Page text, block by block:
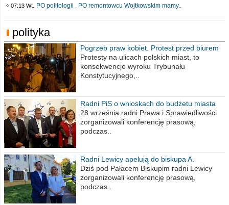
07:13 Wt. PO politologii . PO remontowcu Wojtkowskim mamy..
polityka
Pogrzeb praw kobiet. Protest przed biurem
poselskim PiS
Protesty na ulicach polskich miast, to
konsekwencje wyroku Trybunału
Konstytucyjnego,..
Radni PiS o wnioskach do budżetu miasta
na 2021 rok
28 września radni Prawa i Sprawiedliwości
zorganizowali konferencję prasową,
podczas..
Radni Lewicy apelują do biskupa A.
Wiesława Meringa
Dziś pod Pałacem Biskupim radni Lewicy
zorganizowali konferencję prasową,
podczas..